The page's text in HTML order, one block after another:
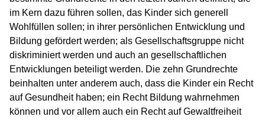
im Kern dazu führen sollen, das Kinder sich generell
Wohlfüllen sollen; in ihrer persönlichen Entwicklung und
Bildung gefördert werden; als Gesellschaftsgruppe nicht
diskriminiert werden und auch an gesellschaftlichen
Entwicklungen beteiligt werden. Die zehn Grundrechte
beinhalten unter anderem auch, dass die Kinder ein Recht
auf Gesundheit haben; ein Recht Bildung wahrnehmen
können und vor allem auch ein Recht auf Gewaltfreiheit